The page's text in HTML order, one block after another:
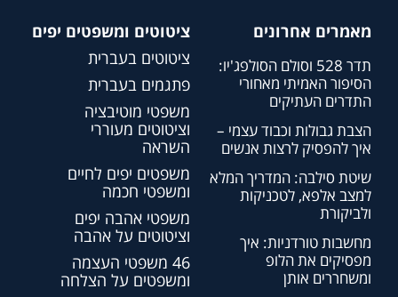
מאמרים אחרונים
תדר 528 וסולם הסולפג'יו:
הסיפור האמיתי מאחורי
התדרים העתיקים
הצבת גבולות וכבוד עצמי –
איך להפסיק לרצות אנשים
שיטת סילבה: המדריך המלא
למצב אלפא, לטכניקות
ולביקורת
מחשבות טורדניות: איך
מפסיקים את הלופ
ומשחררים אותן
ציטוטים ומשפטים יפים
ציטוטים בעברית
פתגמים בעברית
משפטי מוטיבציה
וציטוטים מעוררי
השראה
משפטים יפים לחיים
ומשפטי חכמה
משפטי אהבה יפים
וציטוטים על אהבה
46 משפטי העצמה
ומשפטים על הצלחה